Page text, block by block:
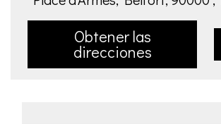
Obtener las
direcciones